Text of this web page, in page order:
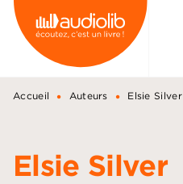
MENU RECHERCHE
PIED DE PAGE
Accueil • Auteurs • Elsie Silver
Elsie Silver